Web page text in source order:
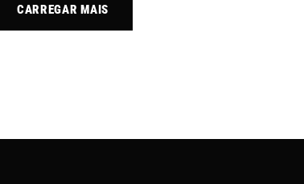
CARREGAR MAIS